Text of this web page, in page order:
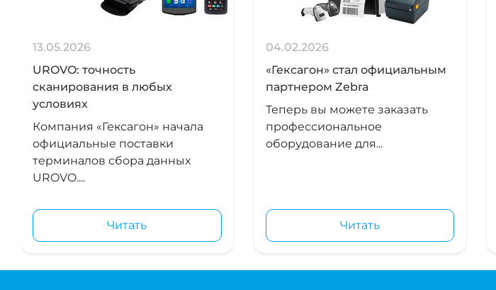
13.05.2026
UROVO: точность
сканирования в любых
условиях
Компания «Гексагон» начала
официальные поставки
терминалов сбора данных
UROVO....
Читать
04.02.2026
«Гексагон» стал официальным
партнером Zebra
Теперь вы можете заказать
профессиональное
оборудование для...
Читать